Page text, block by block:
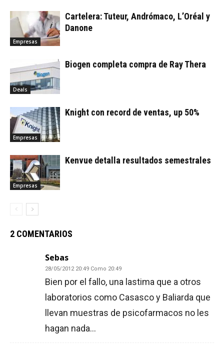
Empresas
Cartelera: Tuteur, Andrómaco, L’Oréal y
Danone
Deals
Biogen completa compra de Ray Thera
Empresas
Knight con record de ventas, up 50%
Empresas
Kenvue detalla resultados semestrales
2 COMENTARIOS
Sebas
28/05/2012 20:49 Como 20:49
Bien por el fallo, una lastima que a otros
laboratorios como Casasco y Baliarda que
llevan muestras de psicofarmacos no les
hagan nada…